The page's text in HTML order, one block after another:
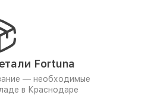
Fortuna
— необходимые
в Краснодаре